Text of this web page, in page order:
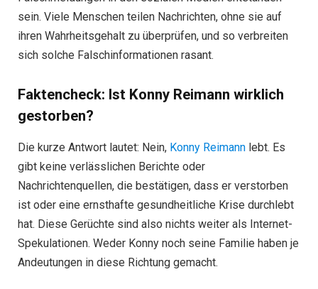
sein. Viele Menschen teilen Nachrichten, ohne sie auf
ihren Wahrheitsgehalt zu überprüfen, und so verbreiten
sich solche Falschinformationen rasant.
Faktencheck: Ist Konny Reimann wirklich
gestorben?
Die kurze Antwort lautet: Nein, Konny Reimann lebt. Es
gibt keine verlässlichen Berichte oder
Nachrichtenquellen, die bestätigen, dass er verstorben
ist oder eine ernsthafte gesundheitliche Krise durchlebt
hat. Diese Gerüchte sind also nichts weiter als Internet-
Spekulationen. Weder Konny noch seine Familie haben je
Andeutungen in diese Richtung gemacht.